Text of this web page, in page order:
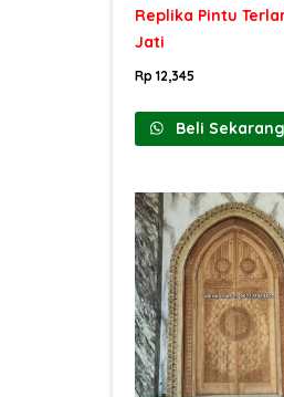
Replika Pintu
Jati
Rp 12,345
Beli Sekarang